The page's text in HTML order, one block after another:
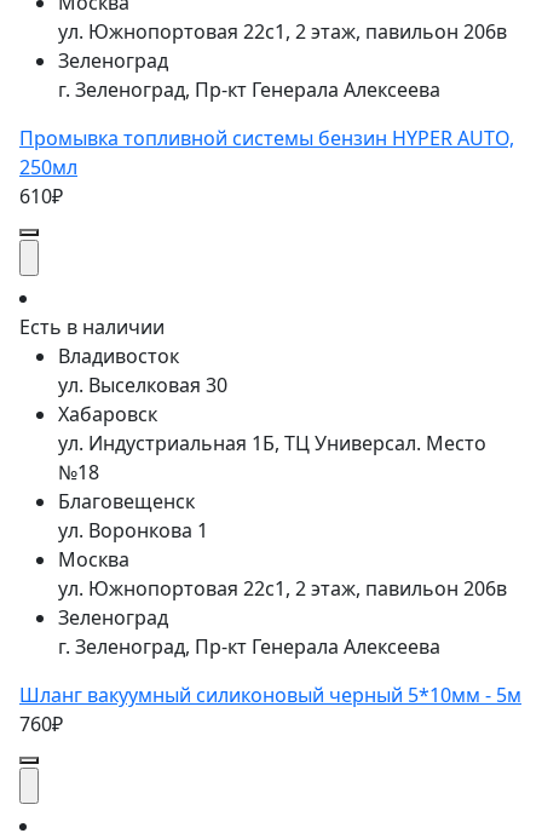
ул. Южнопортовая 22с1, 2 этаж, павильон 206в
Зеленоград
г. Зеленоград, Пр-кт Генерала Алексеева
Промывка топливной системы бензин HYPER AUTO,
250мл
610₽
Есть в наличии
Владивосток
ул. Выселковая 30
Хабаровск
ул. Индустриальная 1Б, ТЦ Универсал. Место
№18
Благовещенск
ул. Воронкова 1
Москва
ул. Южнопортовая 22с1, 2 этаж, павильон 206в
Зеленоград
г. Зеленоград, Пр-кт Генерала Алексеева
Шланг вакуумный силиконовый черный 5*10мм - 5м
760₽